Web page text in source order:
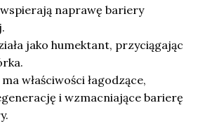
naprawę bariery
jako humektant, przyciągając
ma właściwości łagodzące,
i wzmacniające barierę